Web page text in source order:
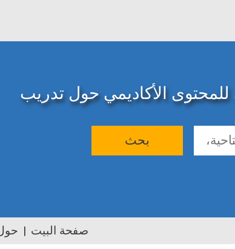
للمحتوى الأكاديمي حول تدريب
بحث
صفحة البيت